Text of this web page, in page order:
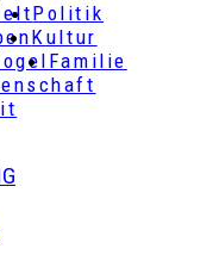
Politik
Kultur
Familie